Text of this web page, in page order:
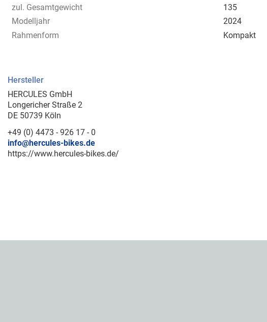
zul. Gesamtgewicht
135
Modelljahr
2024
Rahmenform
Kompakt
Hersteller
HERCULES GmbH
Longericher Straße 2
DE 50739 Köln
+49 (0) 4473 - 926 17 - 0
info@hercules-bikes.de
https://www.hercules-bikes.de/